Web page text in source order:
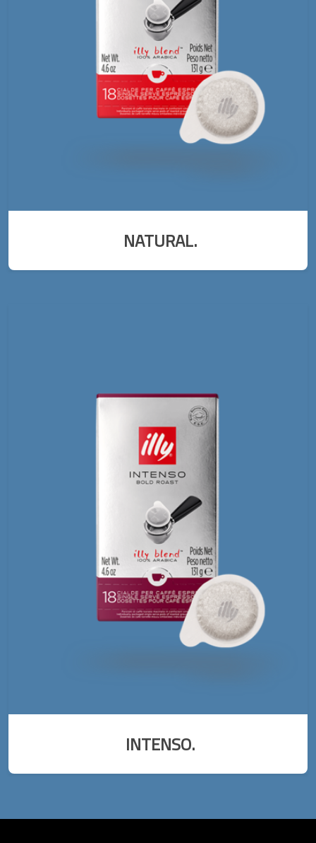
NATURAL.
INTENSO.